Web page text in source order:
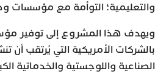
والتعليمية؛ التوأمة مع مؤسسات
ويهدف هذا المشروع إلى توفير
بالشركات الأمريكية التي يُرتقب أن
الصناعية واللوجستية والخدماتية